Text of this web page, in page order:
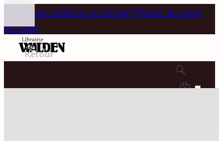
Passer au contenu principal Passer au pied
de page
0
Retour